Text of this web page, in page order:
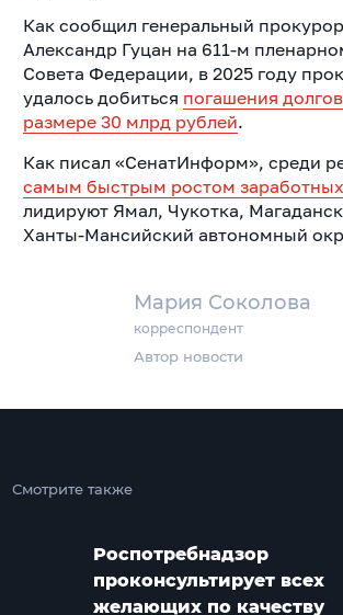
Мария Соколова
корреспондент
Автор новости
Как сообщил генеральный
Александр Гуцан на 611-м
Совета Федерации, в 2025 году
удалось добиться погашения
размере 30 млрд рублей.
Как писал «СенатИнформ», среди
самым быстрым ростом
лидируют Ямал, Чукотка,
Ханты-Мансийский автономный
Смотрите также
Роспотребнадзор
проконсультирует всех
желающих по качеству